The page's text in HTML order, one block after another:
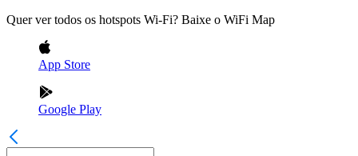
Quer ver todos os hotspots Wi-Fi? Baixe o WiFi Map
App Store
Google Play